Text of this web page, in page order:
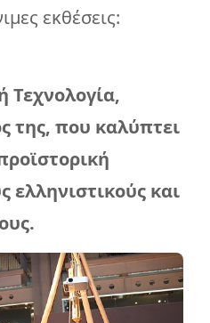
εκθέσεις:
Τεχνολογία,
της, που καλύπτει
ελληνιστικούς και